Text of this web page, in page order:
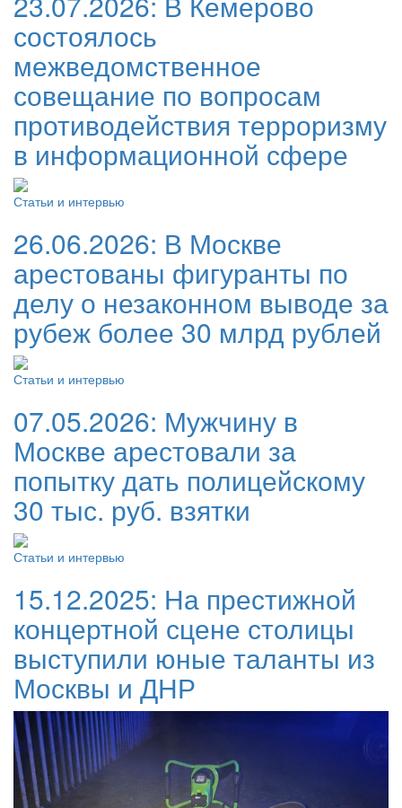
состоялось
межведомственное
совещание по вопросам
противодействия терроризму
в информационной сфере
Статьи и интервью
26.06.2026: В Москве
арестованы фигуранты по
делу о незаконном выводе за
рубеж более 30 млрд рублей
Статьи и интервью
07.05.2026: Мужчину в
Москве арестовали за
попытку дать полицейскому
30 тыс. руб. взятки
Статьи и интервью
15.12.2025: На престижной
концертной сцене столицы
выступили юные таланты из
Москвы и ДНР